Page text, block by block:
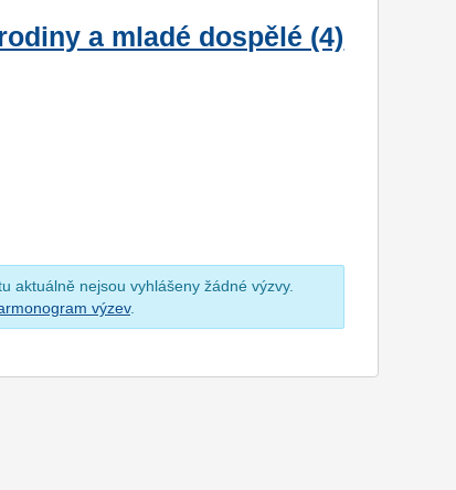
a mladé dospělé (4)
aktuálně nejsou vyhlášeny žádné výzvy.
výzev.